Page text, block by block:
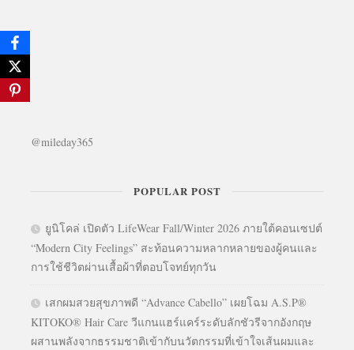
@mileday365
POPULAR POST
ยูนิโคล่ เปิดตัว LifeWear Fall/Winter 2026 ภายใต้คอนเซปต์
“Modern City Feelings” สะท้อนความหลากหลายของผู้คนและ
การใช้ชีวิตผ่านเสื้อผ้าที่ตอบโจทย์ทุกวัน
เสกผมสวยสุขภาพดี “Advance Cabello” เผยโฉม A.S.P®
KITOKO® Hair Care วีแกนแฮร์แคร์ระดับลักชัวรีจากอังกฤษ
ผสานพลังจากธรรมชาติเข้ากับนวัตกรรมที่เข้าใจเส้นผมและ